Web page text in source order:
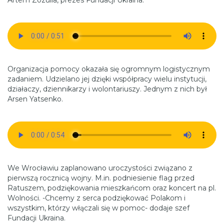
Organizacja pomocy okazała się ogromnym logistycznym
zadaniem. Udzielano jej dzięki współpracy wielu instytucji,
działaczy, dziennikarzy i wolontariuszy. Jednym z nich był
Arsen Yatsenko.
We Wrocławiu zaplanowano uroczystości związano z
pierwszą rocznicą wojny. M.in. podniesienie flag przed
Ratuszem, podziękowania mieszkańcom oraz koncert na pl.
Wolności. -Chcemy z serca podziękować Polakom i
wszystkim, którzy włączali się w pomoc- dodaje szef
Fundacji Ukraina.